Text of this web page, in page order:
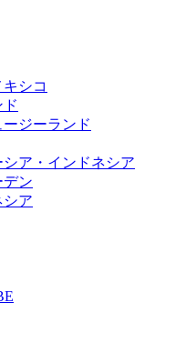
シコ
ジーランド
ア・インドネシア
デン
シア